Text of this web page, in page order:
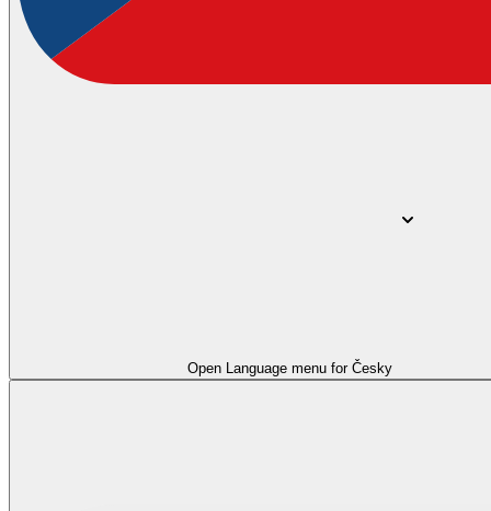
Open Language menu for Česky